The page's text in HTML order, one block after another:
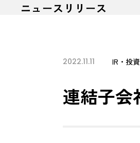
ニュースリリース
2022.11.11 IR・投
連結子会